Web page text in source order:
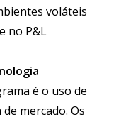
voláteis
no P&L
é o uso de
mercado. Os